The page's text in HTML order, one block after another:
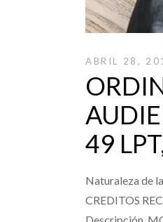
ABRIL 28,
49
Naturaleza de
CREDITOS